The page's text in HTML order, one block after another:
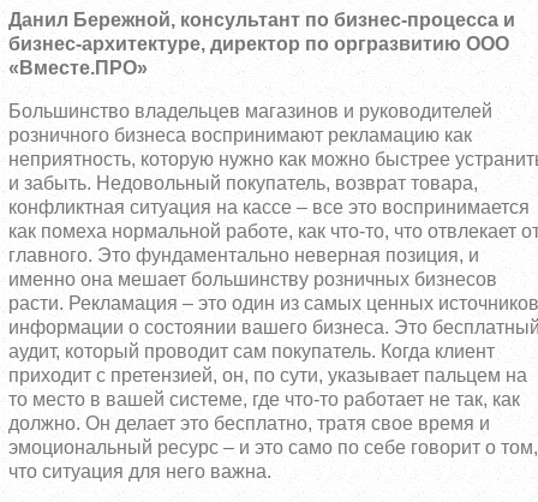
Данил Бережной, консультант по бизнес-процесса и
бизнес-архитектуре, директор по оргразвитию ООО
«Вместе.ПРО»
Большинство владельцев магазинов и руководителей
розничного бизнеса воспринимают рекламацию как
неприятность, которую нужно как можно быстрее
и забыть. Недовольный покупатель, возврат товара,
конфликтная ситуация на кассе – все это воспринимается
как помеха нормальной работе, как что-то, что отвлекает
главного. Это фундаментально неверная позиция, и
именно она мешает большинству розничных бизнесов
расти. Рекламация – это один из самых ценных источников
информации о состоянии вашего бизнеса. Это
аудит, который проводит сам покупатель. Когда клиент
приходит с претензией, он, по сути, указывает пальцем на
то место в вашей системе, где что-то работает не так, как
должно. Он делает это бесплатно, тратя свое время и
эмоциональный ресурс – и это само по себе говорит о том,
что ситуация для него важна.